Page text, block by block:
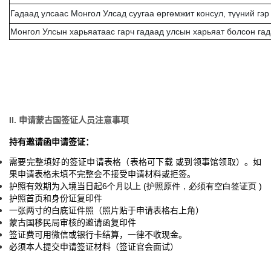
Гадаад yлсаас Монгол Улсад суугаа өргөмжит консул, түүний
Монгол Улсын харьяатаас гарч гадаад улсын харьяат болсон
II. 申请蒙古国签证人员注意事项
持有邀请函申请签证：
需要完整填好的签证申请表格（表格可下载 或到领事馆领取）。如
果申请表格未填不完整会不接受申请材料或拒签。
护照有效期为入境当日起6个月以上 (护照原件，必须有空白签证页 )
护照首页和身份证复印件
一张两寸的白底证件照（照片贴于申请表格右上角）
蒙古国移民局审核的邀请函复印件
签证费可用微信或银行卡结算，一律不收现金。
必须本人提交申请签证材料（签证官会面试）